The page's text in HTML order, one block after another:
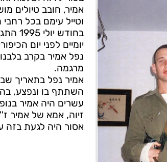
אמיר, חובב טיולים
וטייל עימם בכל
נפל אמיר בקרב
מרגמה.
אמיר נפל בתאריך
השתתף בו ונפצע,
עשרים היה אמיר
זיוה, אמא של אמיר
אסור היה לגעת בזה